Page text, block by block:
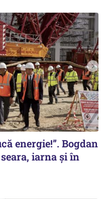
energie!”. Bogdan
iarna și în